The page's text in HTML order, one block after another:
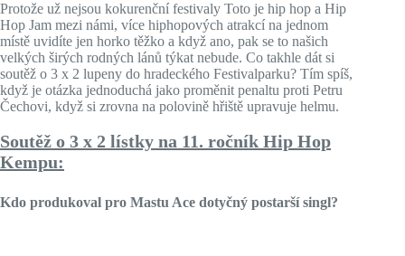
Protože už nejsou kokurenční festivaly Toto je hip hop a Hip
Hop Jam mezi námi, více hiphopových atrakcí na jednom
místě uvidíte jen horko těžko a když ano, pak se to našich
velkých širých rodných lánů týkat nebude. Co takhle dát si
soutěž o 3 x 2 lupeny do hradeckého Festivalparku? Tím spíš,
když je otázka jednoduchá jako proměnit penaltu proti Petru
Čechovi, když si zrovna na polovině hřiště upravuje helmu.
Soutěž o 3 x 2 lístky na 11. ročník Hip Hop
Kempu:
Kdo produkoval pro Mastu Ace dotyčný postarší singl?